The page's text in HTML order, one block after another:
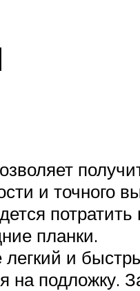
и точного
планки.
и
подложку.